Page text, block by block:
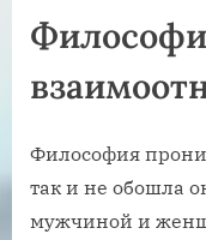
Философия
так и не обошла
мужчиной и